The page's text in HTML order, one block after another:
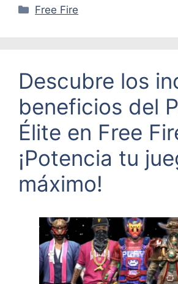
Categorías
Free Fire
Descubre los
beneficios del
Élite en Free
¡Potencia tu
máximo!